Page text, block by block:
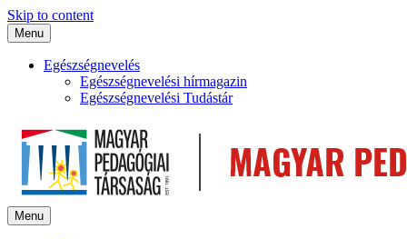
Skip to content
Menu
Egészségnevelés
Egészségnevelési hírmagazin
Egészségnevelési Tudástár
Menu